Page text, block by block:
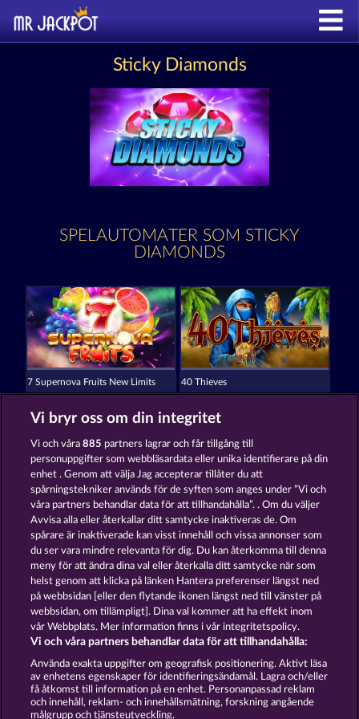
Sticky Diamonds
SPELAUTOMATER SOM STICKY
DIAMONDS
7 Supernova Fruits New Limits 40 Thieves
Maaax Diamonds 40 Sevens Diamond Treasures
Användarvillkor
Sekretess- och cookiepolicy Avtryck
Om Företaget FAQ
Skicka in en begäran om att ångra köpet
Vi bryr oss om din integritet
Vi och våra885 partners lagrar och får tillgång till
personuppgifter som webbläsardata eller unika identifierare på din
enhet . Genom att välja Jag accepterar tillåter du att
spårningstekniker används för de syften som anges under ”Vi och
våra partners behandlar data för att tillhandahålla”. . Om du väljer
Avvisa alla eller återkallar ditt samtycke inaktiveras de. Om
spårare är inaktiverade kan visst innehåll och vissa annonser som
du ser vara mindre relevanta för dig. Du kan återkomma till denna
meny för att ändra dina val eller återkalla ditt samtycke när som
helst genom att klicka på länken Hantera preferenser längst ned
på webbsidan [eller den flytande ikonen längst ned till vänster på
webbsidan, om tillämpligt]. Dina val kommer att ha effekt inom
vår Webbplats. Mer information finns i vår integritetspolicy.
Vi och våra partners behandlar data för att tillhandahålla:
Använda exakta uppgifter om geografisk positionering. Aktivt läsa
av enhetens egenskaper för identifieringsändamål. Lagra och/eller
få åtkomst till information på en enhet. Personanpassad reklam
och innehåll, reklam- och innehållsmätning, forskning angående
målgrupp och tjänsteutveckling.